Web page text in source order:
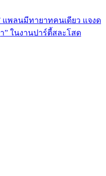
แพลนมีทายาทคนเดียว แจงด
” ในงานปาร์ตี้สละโสด